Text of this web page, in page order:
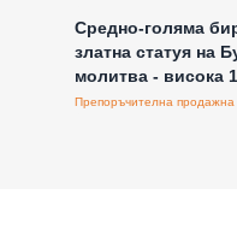
Средно-голяма
златна статуя на
молитва - висока